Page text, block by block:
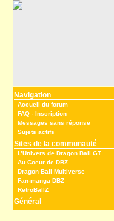
Navigation
Accueil du forum
FAQ - Inscription
Messages sans réponse
Sujets actifs
Sites de la communauté
L’Univers de Dragon Ball GT
Au Coeur de DBZ
Dragon Ball Multiverse
Fan-manga DBZ
RetroBallZ
Général